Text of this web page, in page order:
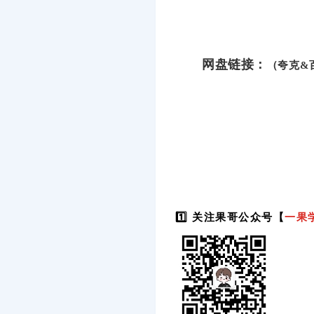
网盘链接： （夸克&
1️⃣ 关注果哥公众号【一果